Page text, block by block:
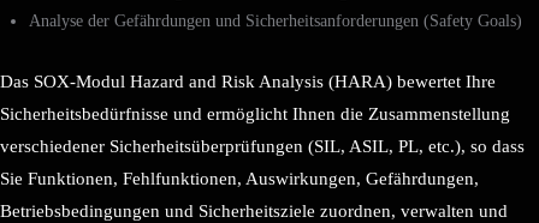
Analyse der Gefährdungen und Sicherheitsanforderungen (Safety Goals)
Das SOX-Modul Hazard and Risk Analysis (HARA) bewertet Ihre
Sicherheitsbedürfnisse und ermöglicht Ihnen die Zusammenstellung
verschiedener Sicherheitsüberprüfungen (SIL, ASIL, PL, etc.), so dass
Sie Funktionen, Fehlfunktionen, Auswirkungen, Gefährdungen,
Betriebsbedingungen und Sicherheitsziele zuordnen, verwalten und